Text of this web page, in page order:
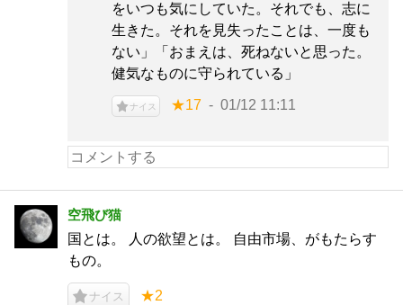
をいつも気にしていた。それでも、志に
生きた。それを見失ったことは、一度も
ない」「おまえは、死ねないと思った。
健気なものに守られている」
ナイス ★17 01/12 11:11
空飛び猫
国とは。 人の欲望とは。 自由市場、がもたらす
もの。
ナイス ★2